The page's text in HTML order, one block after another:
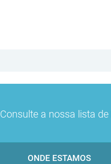
Consulte a nossa lista de
ONDE ESTAMOS